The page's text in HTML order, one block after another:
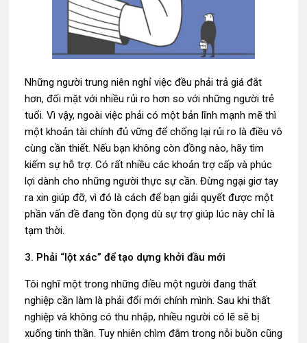
Những người trung niên nghỉ việc đều phải trả giá đắt
hơn, đối mặt với nhiều rủi ro hơn so với những người trẻ
tuổi. Vì vậy, ngoài việc phải có một bản lĩnh mạnh mẽ thì
một khoản tài chính đủ vững để chống lại rủi ro là điều vô
cùng cần thiết. Nếu bạn không còn đồng nào, hãy tìm
kiếm sự hỗ trợ. Có rất nhiều các khoản trợ cấp và phúc
lợi dành cho những người thực sự cần. Đừng ngại giơ tay
ra xin giúp đỡ, vì đó là cách để bạn giải quyết được một
phần vấn đề đang tồn đọng dù sự trợ giúp lúc này chỉ là
tạm thời.
3. Phải “lột xác” để tạo dựng khởi đầu mới
Tôi nghĩ một trong những điều một người đang thất
nghiệp cần làm là phải đổi mới chính mình. Sau khi thất
nghiệp và không có thu nhập, nhiều người có lẽ sẽ bị
xuống tinh thần. Tuy nhiên chìm đắm trong nỗi buồn cũng